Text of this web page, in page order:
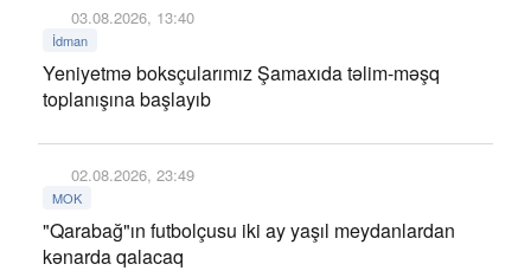
03.08.2026, 13:40
İdman
Yeniyetmə boksçularımız Şamaxıda təlim-məşq
toplanışına başlayıb
02.08.2026, 23:49
MOK
"Qarabağ"ın futbolçusu iki ay yaşıl meydanlardan
kənarda qalacaq